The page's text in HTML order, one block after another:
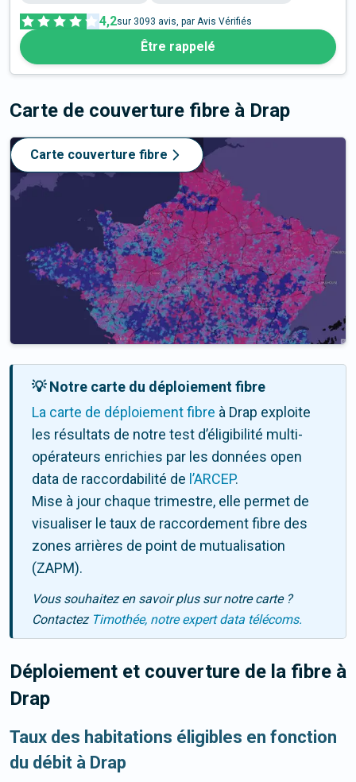
4,2sur 3093 avis, par Avis Vérifiés
Être rappelé
Carte de couverture fibre à Drap
Carte couverture fibre
💡 Notre carte du déploiement fibre
La carte de déploiement fibre à Drap exploite
les résultats de notre test d’éligibilité multi-
opérateurs enrichies par les données open
data de raccordabilité de l’ARCEP.
Mise à jour chaque trimestre, elle permet de
visualiser le taux de raccordement fibre des
zones arrières de point de mutualisation
(ZAPM).
Vous souhaitez en savoir plus sur notre carte ?
Contactez Timothée, notre expert data télécoms.
Déploiement et couverture de la fibre à
Drap
Taux des habitations éligibles en fonction
du débit à Drap